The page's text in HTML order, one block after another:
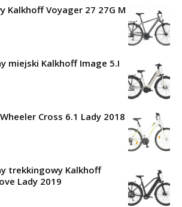
Kalkhoff Voyager 27 27G M
miejski Kalkhoff Image 5.I
Cross 6.1 Lady 2018
trekkingowy Kalkhoff
Lady 2019